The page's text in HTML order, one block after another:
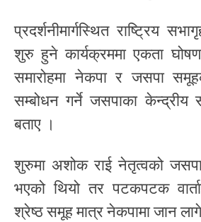
प्रदर्शनीमार्गस्थित राष्ट्रिय
शुरु हुने कार्यक्रममा एकता
समारोहमा नेकपा र जसपा
सम्बोधन गर्ने जसपाका केन्द्रीय
बताए ।
शुरुमा अशोक राई नेतृत्वको
भएको थियो तर पटकपटक
श्रेष्ठ समूह मात्र नेकपामा जान